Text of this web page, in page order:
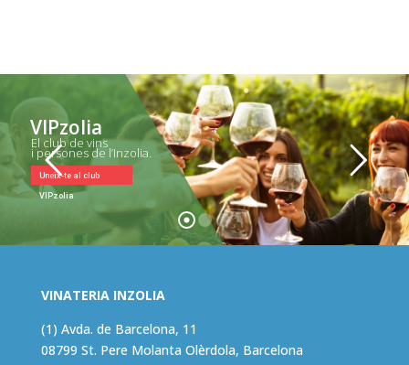
VIPzolia
Uneix-te al club
VIPzolia
El club de vins
i persones de l’Inzolia.
VINATERIA INZOLIA
(1) Avda. de Barcelona, 11
08799 St. Pere Molanta Olèrdola, Barcelona